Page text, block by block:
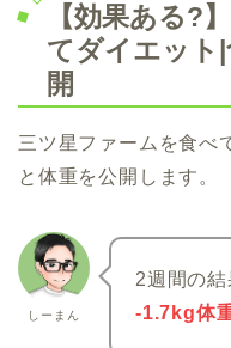
【効果ある?
てダイエット
開
三ツ星ファームを食べ
と体重を公開します。
しーまん
2週間の結
-1.7kg体